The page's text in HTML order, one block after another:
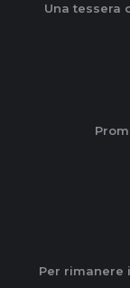
Una tessera
Per rimanere